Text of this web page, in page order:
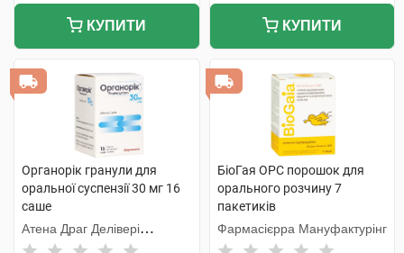
КУПИТИ КУПИТИ
Органорік гранули для
оральної суспензії 30 мг 16
саше
Атена Драг Делівері
Солюшнз ПВТ. ЛТД
БіоГая ОРС порошок для
орального розчину 7
пакетиків
Фармасієрра Мануфактурінг